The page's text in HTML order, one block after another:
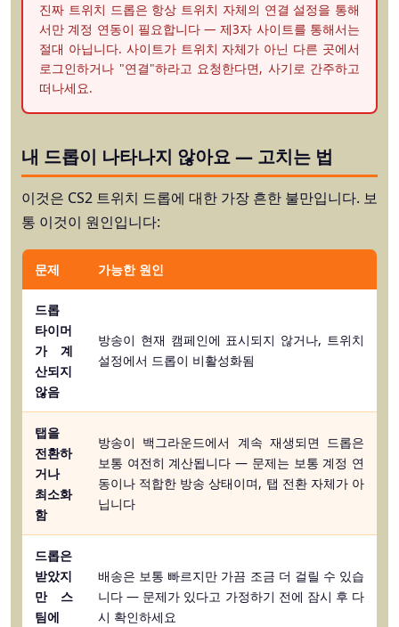
진짜 트위치 드롭은 항상 트위치 자체의 연결 설정을 통해
서만 계정 연동이 필요합니다 — 제3자 사이트를 통해서는
절대 아닙니다. 사이트가 트위치 자체가 아닌 다른 곳에서
로그인하거나 "연결"하라고 요청한다면, 사기로 간주하고
떠나세요.
내 드롭이 나타나지 않아요 — 고치는 법
이것은 CS2 트위치 드롭에 대한 가장 흔한 불만입니다. 보
통 이것이 원인입니다:
문제 가능한 원인
드롭
타이머
가 계
산되지
않음
방송이 현재 캠페인에 표시되지 않거나, 트위치
설정에서 드롭이 비활성화됨
탭을
전환하
거나
최소화
함
방송이 백그라운드에서 계속 재생되면 드롭은
보통 여전히 계산됩니다 — 문제는 보통 계정 연
동이나 적합한 방송 상태이며, 탭 전환 자체가 아
닙니다
드롭은
받았지
만 스
팀에
배송은 보통 빠르지만 가끔 조금 더 걸릴 수 있습
니다 — 문제가 있다고 가정하기 전에 잠시 후 다
시 확인하세요